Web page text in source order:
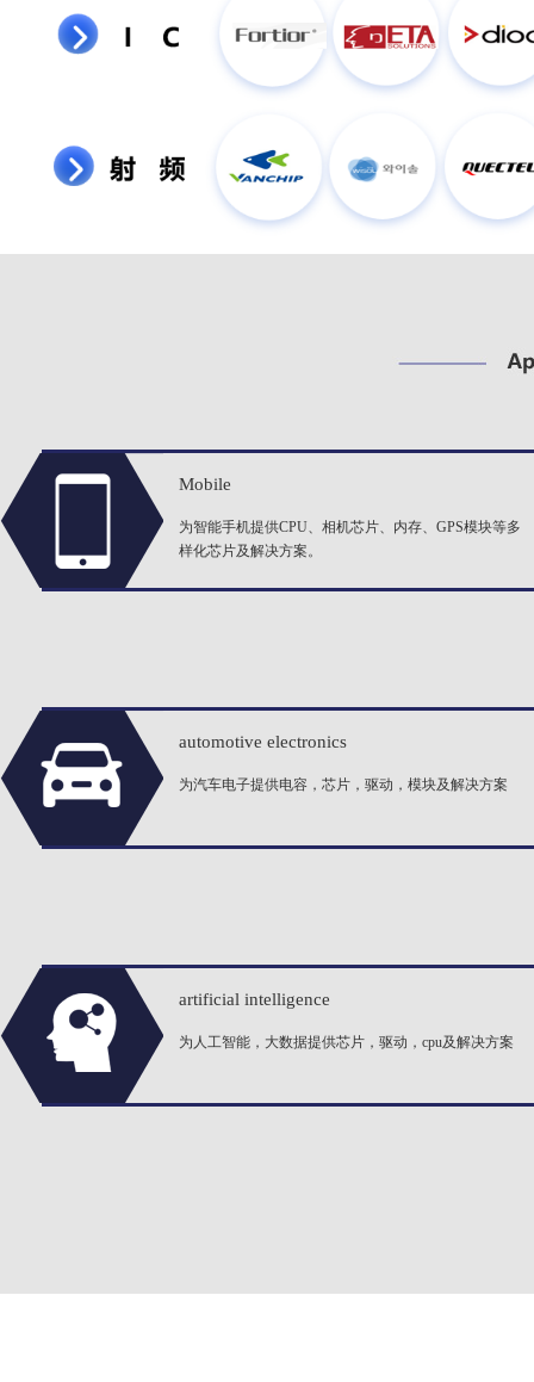
Mobile
为智能手机提供CPU、相机芯片、内存、GPS模块等多
样化芯片及解决方案。
automotive electronics
为汽车电子提供电容，芯片，驱动，模块及解决方案
artificial intelligence
为人工智能，大数据提供芯片，驱动，cpu及解决方案